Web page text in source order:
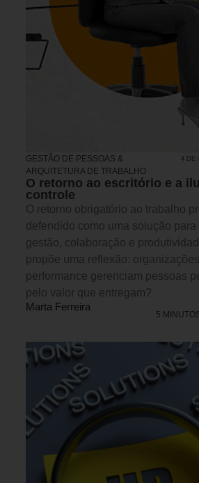
GESTÃO DE PESSOAS &
ARQUITETURA DE TRABALHO
4 DE
O retorno ao escritório e a
controle
O retorno obrigatório ao trabalho
defendido como uma solução para
gestão, colaboração e
propõe uma reflexão:
performance gerenciam pessoas
pelo valor que entregam?
Marta Ferreira
5